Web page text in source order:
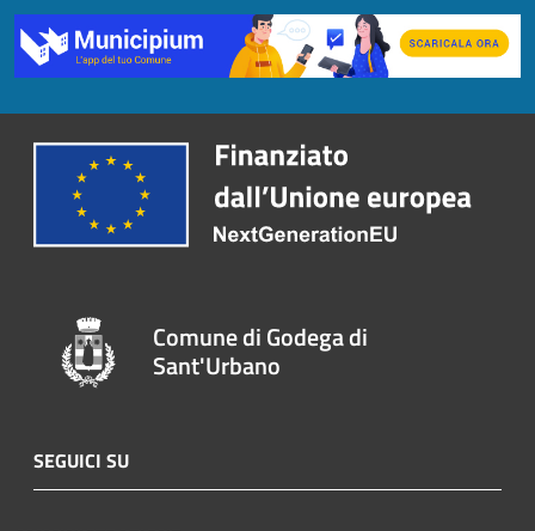
Comune di Godega di
Sant'Urbano
SEGUICI SU